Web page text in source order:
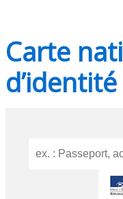
Carte
d’identité